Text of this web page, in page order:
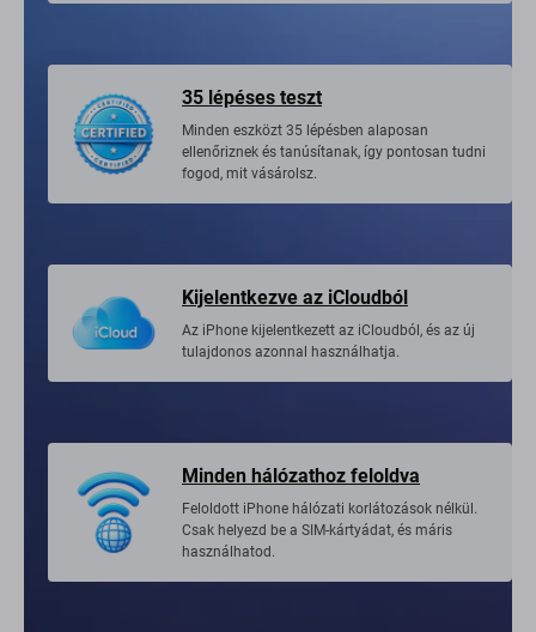
35 lépéses teszt
Minden eszközt 35 lépésben alaposan
ellenőriznek és tanúsítanak, így pontosan tudni
fogod, mit vásárolsz.
Kijelentkezve az iCloudból
Az iPhone kijelentkezett az iCloudból, és az új
tulajdonos azonnal használhatja.
Minden hálózathoz feloldva
Feloldott iPhone hálózati korlátozások nélkül.
Csak helyezd be a SIM-kártyádat, és máris
használhatod.